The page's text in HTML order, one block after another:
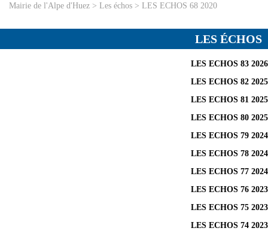
Mairie de l'Alpe d'Huez > Les échos > LES ECHOS 68 2020
LES ÉCHOS
LES ECHOS 83 2026
LES ECHOS 82 2025
LES ECHOS 81 2025
LES ECHOS 80 2025
LES ECHOS 79 2024
LES ECHOS 78 2024
LES ECHOS 77 2024
LES ECHOS 76 2023
LES ECHOS 75 2023
LES ECHOS 74 2023